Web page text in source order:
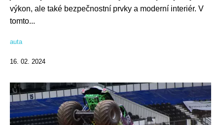
výkon, ale také bezpečnostní prvky a moderní interiér. V
tomto...
auta
16. 02. 2024